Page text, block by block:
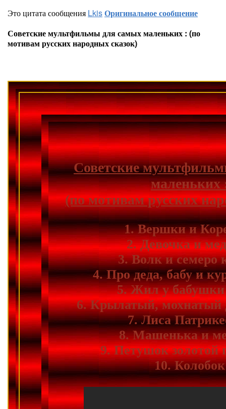
Это цитата сообщения LkisОригинальное сообщение
Советские мультфильмы для самых маленьких : (по
мотивам русских народных сказок)
Советские
маленьких
(по мотивам русских
1. Вершки и
2. Девочка и
3. Вoлк и сeмeрo
4. Про деда, бабу и
5. Жил у бабушки
6. Крылатый, мохнатый
7. Лиса
8. Машенька и
9. Петушок золотой
10. Колобок